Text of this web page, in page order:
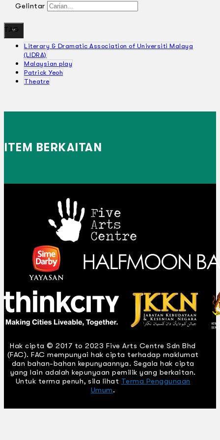
Gelintar
×
TAG
Literary & Dramatic Association of Universiti Malaya
(LIDRA)
Malaysian play
Patrick Yeoh
Theatre
ITEM BERKAITAN
Hak cipta © 2017 to 2023 Five Arts Centre Sdn Bhd
(FAC). FAC mempunyai hak cipta terhadap maklumat
dan bahan-bahan kepunyaannya. Segala hak cipta
yang lain adalah kepunyaan pemilik yang berkaitan.
Untuk terma penuh, sila lihat Terma Penggunaan
Umum.